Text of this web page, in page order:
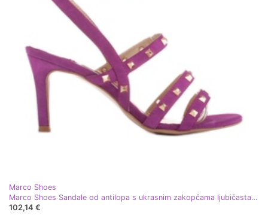
Marco Shoes
Marco Shoes Sandale od antilopa s ukrasnim zakopčama ljubičasta ružičasta
102,14 €